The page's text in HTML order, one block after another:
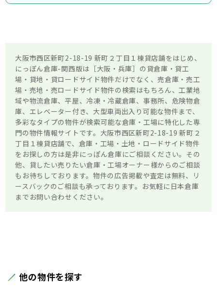
大阪市西区新町2-18-19 新町２丁目１棟貸店舗をはじめ、
にっぽん倉庫-関西版は［大阪・兵庫］の貸倉庫・貸工
場・貸地・貸ロードサイド物件だけでなく、売倉庫・売工
場・売地・売ロードサイド物件の検索はもちろん、工業地
域や物流倉庫、平屋、冷凍・冷蔵倉庫、事務所、危険物倉
庫、エレベーター付き、大型車両出入り可能な物件まで、
多彩なタイプの物件が検索可能な倉庫・工場に特化した専
門の物件情報サイトです。大阪市西区新町2-18-19 新町２
丁目１棟貸店舗で、倉庫・工場・土地・ロードサイド物件
をお探しの方は是非にっぽん倉庫にご相談ください。その
他、貸したい売りたい倉庫・工場オーナー様からのご相談
もお待ちしております。物件の広告掲載や査定は無料、リ
ースバックのご相談も承っております。お気軽に日本倉庫
までお問い合わせください。
他の物件を探す